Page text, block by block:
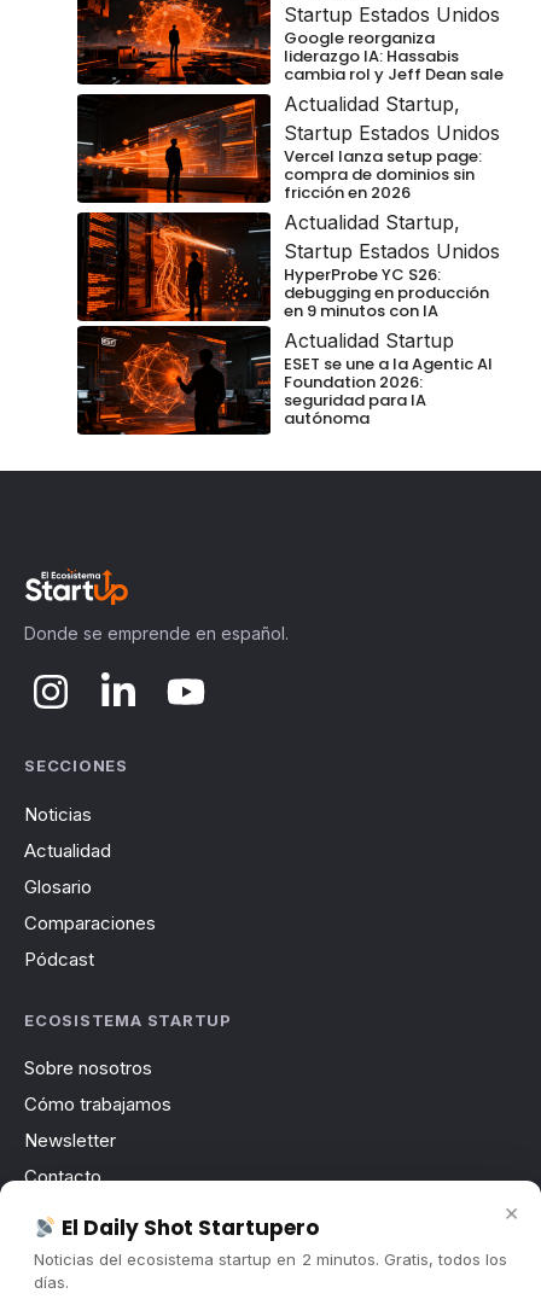
Startup Estados Unidos
Google reorganiza
liderazgo IA: Hassabis
cambia rol y Jeff Dean sale
Actualidad Startup,
Startup Estados Unidos
Vercel lanza setup page:
compra de dominios sin
fricción en 2026
Actualidad Startup,
Startup Estados Unidos
HyperProbe YC S26:
debugging en producción
en 9 minutos con IA
Actualidad Startup
ESET se une a la Agentic AI
Foundation 2026:
seguridad para IA
autónoma
Donde se emprende en español.
SECCIONES
Noticias
Actualidad
Glosario
Comparaciones
Pódcast
ECOSISTEMA STARTUP
Sobre nosotros
Cómo trabajamos
Newsletter
Contacto
Publicidad
Convocatorias
×
El Daily Shot Startupero
Noticias del ecosistema startup en 2 minutos. Gratis, todos los
días.